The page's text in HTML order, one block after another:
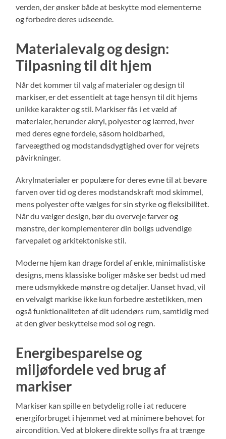
verden, der ønsker både at beskytte mod elementerne
og forbedre deres udseende.
Materialevalg og design:
Tilpasning til dit hjem
Når det kommer til valg af materialer og design til
markiser, er det essentielt at tage hensyn til dit hjems
unikke karakter og stil. Markiser fås i et væld af
materialer, herunder akryl, polyester og lærred, hver
med deres egne fordele, såsom holdbarhed,
farveægthed og modstandsdygtighed over for vejrets
påvirkninger.
Akrylmaterialer er populære for deres evne til at bevare
farven over tid og deres modstandskraft mod skimmel,
mens polyester ofte vælges for sin styrke og fleksibilitet.
Når du vælger design, bør du overveje farver og
mønstre, der komplementerer din boligs udvendige
farvepalet og arkitektoniske stil.
Moderne hjem kan drage fordel af enkle, minimalistiske
designs, mens klassiske boliger måske ser bedst ud med
mere udsmykkede mønstre og detaljer. Uanset hvad, vil
en velvalgt markise ikke kun forbedre æstetikken, men
også funktionaliteten af dit udendørs rum, samtidig med
at den giver beskyttelse mod sol og regn.
Energibesparelse og
miljøfordele ved brug af
markiser
Markiser kan spille en betydelig rolle i at reducere
energiforbruget i hjemmet ved at minimere behovet for
aircondition. Ved at blokere direkte sollys fra at trænge